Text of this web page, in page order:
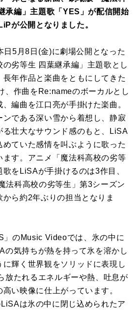
承編」主題歌「YES」が配信開始
が公開となりました。
5月8日(金)に劇場公開となった
の劣等生 四葉継承編」主題歌とし
年作品と楽曲をともにしてきた
、作曲をRe:nameのボーカルとし
編曲を江口亮が手掛けた楽曲。
ンである深い雪から着想し、静寂
る壮大なサウンド感のもと、LiSA
めていた感情を叫ぶように歌った
ます。アニメ「魔法科高校の劣等
をLiSAが手掛けるのは3作目、
法科高校の劣等生」第3シーズン
ら約2年ぶりの担当となりま
」のMusic Videoでは、氷の中に
の気持ちが熱を持って氷を溶かし
輝く世界観をソリッドに表現し
放たれるエネルギーや熱、吐息が
い映像に仕上がっています。
は氷の中に閉じ込められたア